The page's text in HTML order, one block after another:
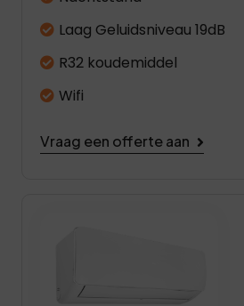
Laag Geluidsniveau 19dB
R32 koudemiddel
Wifi
Vraag een offerte aan